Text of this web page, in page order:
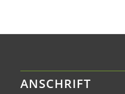
ANSCHRIFT